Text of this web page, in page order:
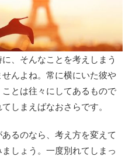
、そんなことを考えしまう
んよね。常に横にいた彼や
とは往々にしてあるもので
しまえばなおさらです。
るのなら、考え方を変えて
しょう。一度別れてしまっ